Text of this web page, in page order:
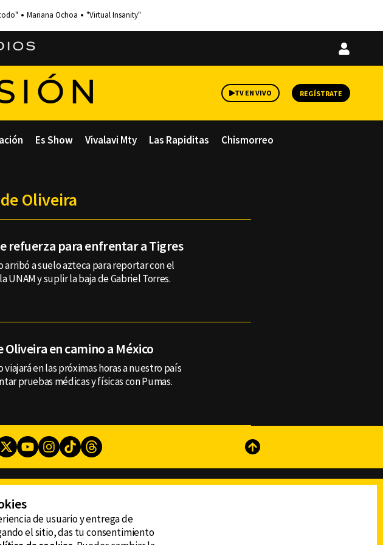
Mariana Ochoa "Virtual Insanity"
Iniciar
TV EN VIVO REGÍSTRATE
Es Show Vivalavi Mty Las Rapiditas Chismorreo
Oliveira
refuerza para enfrentar a Tigres
arribó a suelo azteca para reportar con el
UNAM y suplir la baja de Gabriel Torres.
Oliveira en camino a México
viajará en las próximas horas a nuestro país
pruebas médicas y físicas con Pumas.
TwitterYoutubeInstagram
TikTokThreads Subir
DE PRIVACIDAD
LEGAL
DE LAS AUDIENCIAS
de usuario y entrega de
el sitio, das tu consentimiento